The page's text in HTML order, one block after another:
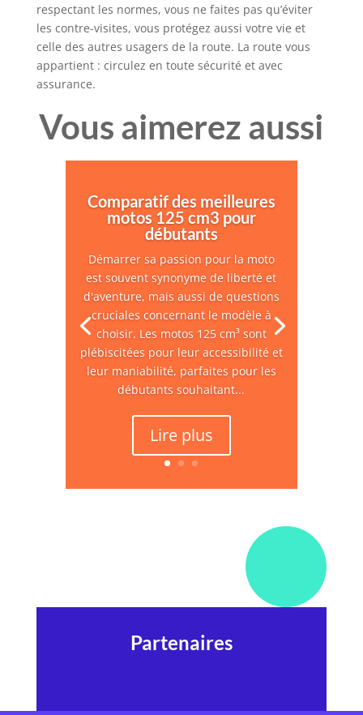
respectant les normes, vous ne faites pas qu’éviter
les contre-visites, vous protégez aussi votre vie et
celle des autres usagers de la route. La route vous
appartient : circulez en toute sécurité et avec
assurance.
Vous aimerez aussi
Comparatif des meilleures
motos 125 cm3 pour
débutants
Démarrer sa passion pour la moto
est souvent synonyme de liberté et
d'aventure, mais aussi de questions
cruciales concernant le modèle à
choisir. Les motos 125 cm³ sont
plébiscitées pour leur accessibilité et
leur maniabilité, parfaites pour les
débutants souhaitant...
Lire plus
Partenaires